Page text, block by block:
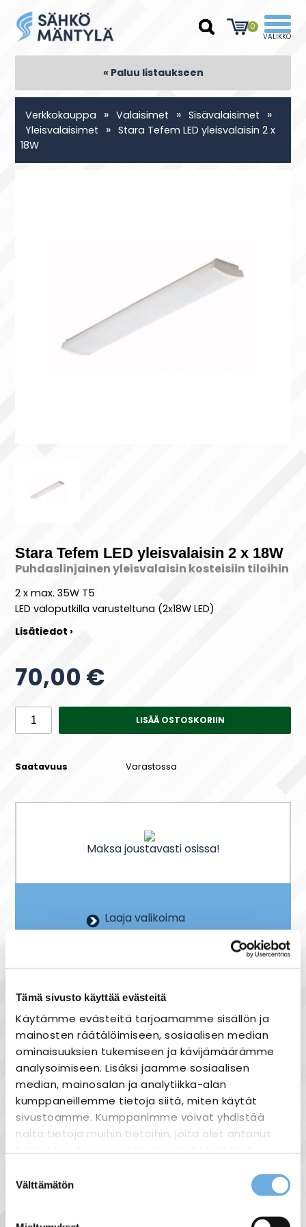
Tämä sivusto käyttää evästeitä
Käytämme evästeitä tarjoamamme sisällön ja
mainosten räätälöimiseen, sosiaalisen median
ominaisuuksien tukemiseen ja kävijämäärämme
analysoimiseen. Lisäksi jaamme sosiaalisen
median, mainosalan ja analytiikka-alan
kumppaneillemme tietoja siitä, miten käytät
sivustoamme. Kumppanimme voivat yhdistää
näitä tietoja muihin tietoihin, joita olet antanut
heille tai joita on kerätty, kun olet käyttänyt
valinta
Välttämätön
0
« Paluu listaukseen
Verkkokauppa » Valaisimet » Sisävalaisimet »
Yleisvalaisimet » Stara Tefem LED yleisvalaisin 2 x
18W
Stara Tefem LED yleisvalaisin 2 x 18W
Puhdaslinjainen yleisvalaisin kosteisiin tiloihin
2 x max. 35W T5
LED valoputkilla varusteltuna (2x18W LED)
Lisätiedot ›
70,00 €
LISÄÄ OSTOSKORIIN
Saatavuus Varastossa
Maksa joustavasti osissa!
Laaja valikoima
Tuotekuvaus
Puhdaslinjainen yleisvalaisin kosteisiin
tiloihin.
Tekniset tiedot:
Kotelointiluokka: IP 44
Suojausluokka I
ripustuskiskoasennukseen